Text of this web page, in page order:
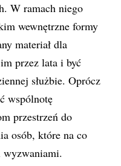
W ramach niego
wewnętrzne formy
materiał dla
przez lata i być
służbie. Oprócz
wspólnotę
przestrzeń do
osób, które na co
wyzwaniami.